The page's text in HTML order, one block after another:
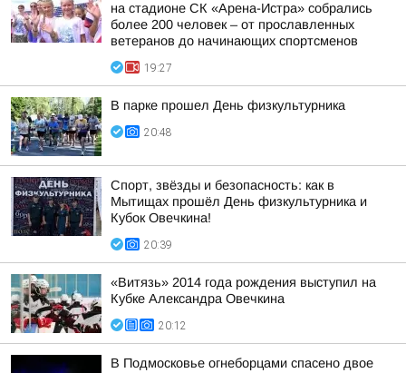
на стадионе СК «Арена-Истра» собрались
более 200 человек – от прославленных
ветеранов до начинающих спортсменов
19:27
В парке прошел День физкультурника
20:48
Спорт, звёзды и безопасность: как в
Мытищах прошёл День физкультурника и
Кубок Овечкина!
20:39
«Витязь» 2014 года рождения выступил на
Кубке Александра Овечкина
20:12
В Подмосковье огнеборцами спасено двое